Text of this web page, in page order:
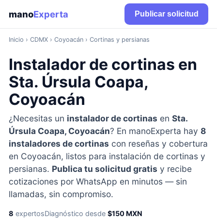
manoExperta Publicar solicitud
Inicio › CDMX› Coyoacán › Cortinas y persianas
Instalador de cortinas en
Sta. Úrsula Coapa,
Coyoacán
¿Necesitas un instalador de cortinas en Sta.
Úrsula Coapa, Coyoacán? En manoExperta hay 8
instaladores de cortinas con reseñas y cobertura
en Coyoacán, listos para instalación de cortinas y
persianas. Publica tu solicitud gratis y recibe
cotizaciones por WhatsApp en minutos — sin
llamadas, sin compromiso.
8 expertosDiagnóstico desde $150 MXN